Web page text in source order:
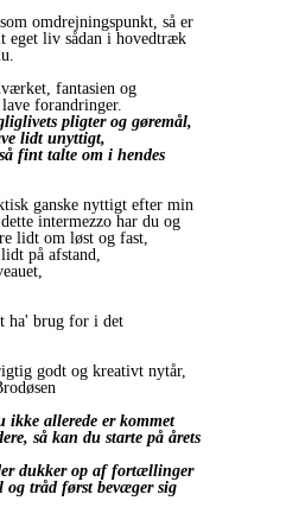
omdrejningspunkt, så er
eget liv sådan i hovedtræk
fantasien og
forandringer.
pligter og gøremål,
lidt unyttigt,
fint talte om i hendes
ganske nyttigt efter min
intermezzo har du og
lidt om løst og fast,
på afstand,
ha' brug for i det
godt og kreativt nytår,
ikke allerede er kommet
så kan du starte på årets
dukker op af fortællinger
og tråd først bevæger sig